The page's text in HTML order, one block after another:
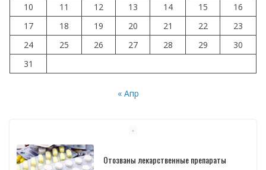
10
11 12 13 14 15
16
17
18 19 20 21 22
23
24
25 26 27 28 29
30
31
« Апр
Отозваны лекарственные препараты